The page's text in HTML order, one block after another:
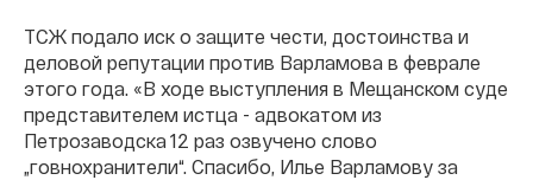
ТСЖ подало иск о защите чести, достоинства и
деловой репутации против Варламова в феврале
этого года. «В ходе выступления в Мещанском суде
представителем истца - адвокатом из
Петрозаводска 12 раз озвучено слово
„говнохранители“. Спасибо, Илье Варламову за